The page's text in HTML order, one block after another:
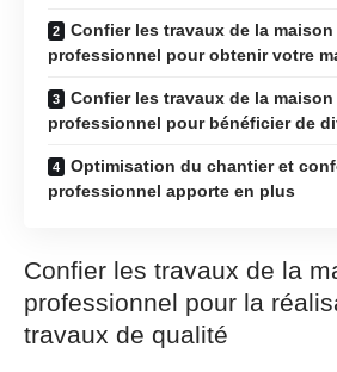
Confier les travaux de la maison
professionnel pour obtenir votre
Confier les travaux de la maison
professionnel pour bénéficier de
Optimisation du chantier et
professionnel apporte en plus
Confier les travaux de la
professionnel pour la
travaux de qualité